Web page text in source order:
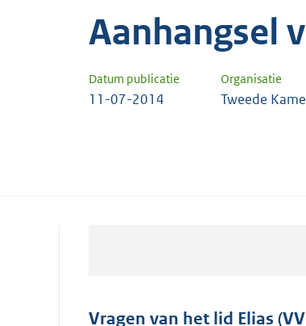
Aanhangsel
Datum publicatie Organisatie
11-07-2014 Tweede
Vragen van het lid Elias